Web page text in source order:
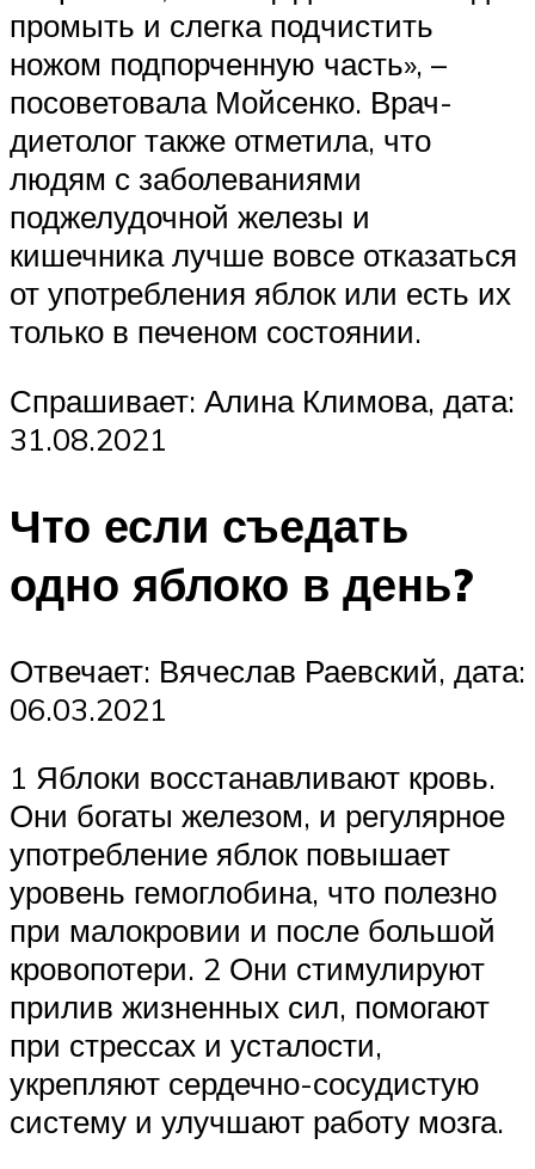
промыть и слегка подчистить
ножом подпорченную часть», –
посоветовала Мойсенко. Врач-
диетолог также отметила, что
людям с заболеваниями
поджелудочной железы и
кишечника лучше вовсе отказаться
от употребления яблок или есть их
только в печеном состоянии.
Спрашивает: Алина Климова, дата:
31.08.2021
Что если съедать
одно яблоко в день?
Отвечает: Вячеслав Раевский, дата:
06.03.2021
1 Яблоки восстанавливают кровь.
Они богаты железом, и регулярное
употребление яблок повышает
уровень гемоглобина, что полезно
при малокровии и после большой
кровопотери. 2 Они стимулируют
прилив жизненных сил, помогают
при стрессах и усталости,
укрепляют сердечно-сосудистую
систему и улучшают работу мозга.